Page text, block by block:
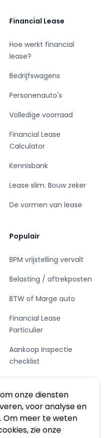
onze diensten
voor analyse en
Om meer te weten
zie onze
bestaat
en is
geselecteerde en
dat een
een hele uitgave is
in passende
bedrijfswagen dan
V.O.F. aan het juiste
Financial Lease
Hoe werkt financial
lease?
Bedrijfswagens
Personenauto's
Volledige voorraad
Financial Lease
Calculator
Kennisbank
Lease slim. Bouw zeker
De vormen van lease
Populair
BPM vrijstelling vervalt
Belasting / aftrekposten
BTW of Marge auto
Financial Lease
Particulier
Aankoop inspectie
checklist
Private Leasen,
Financieren of Kopen?